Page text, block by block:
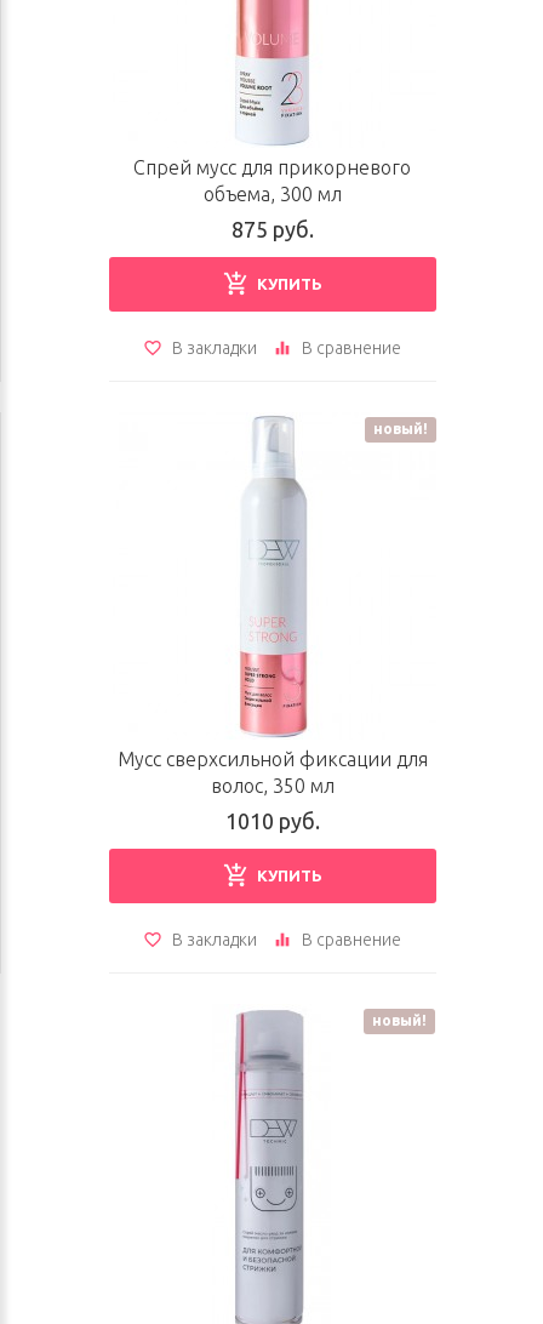
Спрей мусс для прикорневого
объема, 300 мл
875 руб.
КУПИТЬ
В закладки В сравнение
новый!
Мусс сверхсильной фиксации для
волос, 350 мл
1010 руб.
КУПИТЬ
В закладки В сравнение
новый!